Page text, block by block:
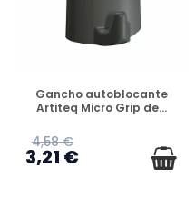
DISPONIBLE
Gancho autoblocante
Artiteq Micro Grip de...
4,58 €
3,21 €